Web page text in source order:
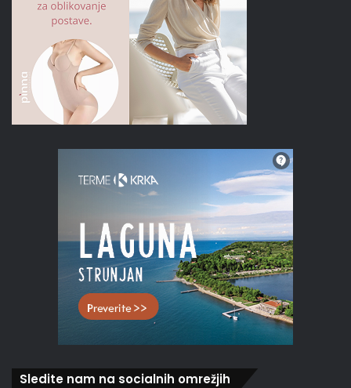
Sledite nam na socialnih omrežjih